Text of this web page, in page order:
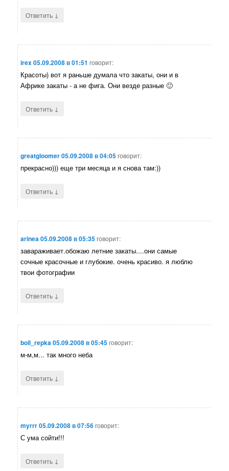
Ответить ↓
irex05.09.2008 в 01:51 говорит:
Красоты) вот я раньше думала что закаты, они и в
Африке закаты - а не фига. Они везде разные 🙂
Ответить ↓
greatgloomer05.09.2008 в 04:05говорит:
прекрасно))) еще три месяца и я снова там:))
Ответить ↓
arinea05.09.2008 в 05:35говорит:
завараживает.обожаю летние закаты....они самые
сочные красочные и глубокие. очень красиво. я люблю
твои фотографии
Ответить ↓
boil_repka05.09.2008 в 05:45говорит:
м-м,м... так много неба
Ответить ↓
myrrr05.09.2008 в 07:56говорит:
С ума сойти!!!
Ответить ↓